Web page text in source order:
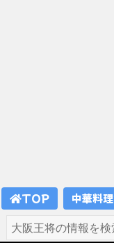
TOP 中華料理